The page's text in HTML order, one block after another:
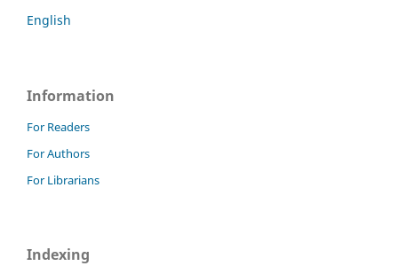
English
Information
For Readers
For Authors
For Librarians
Indexing